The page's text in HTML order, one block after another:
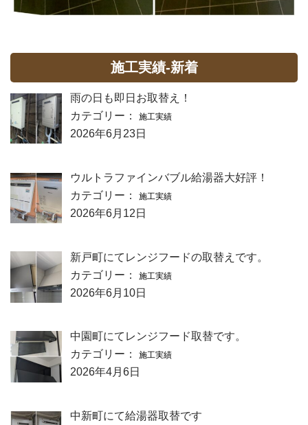
施工実績-新着
雨の日も即日お取替え！
カテゴリー：
施工実績
2026年6月23日
ウルトラファインバブル給湯器大好評！
カテゴリー：
施工実績
2026年6月12日
新戸町にてレンジフードの取替えです。
カテゴリー：
施工実績
2026年6月10日
中園町にてレンジフード取替です。
カテゴリー：
施工実績
2026年4月6日
中新町にて給湯器取替です